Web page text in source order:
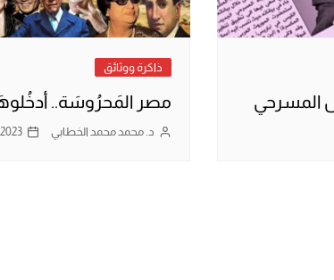
المسرحي
ذاكرة ووثائق
مصر المَحرُوسَة..
د. محمد محمد الخطابي